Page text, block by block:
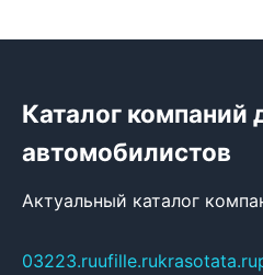
Каталог компаний
автомобилистов
Актуальный каталог
03223.ruufille.rukrasotata.ru